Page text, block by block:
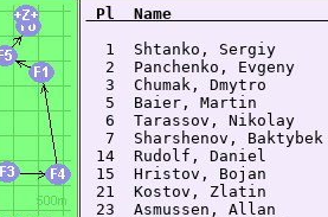
Pl  Name
1  Shtanko, Sergiy
2  Panchenko, Evgeny
3  Chumak, Dmytro
5  Baier, Martin
6  Tarassov, Nikolay
7  Sharshenov,
14  Rudolf, Daniel
15  Hristov, Bojan
21  Kostov, Zlatin
23  Asmussen, Allan